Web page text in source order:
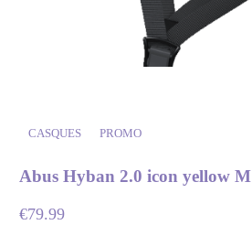
CASQUES PROMO
Abus Hyban 2.0 icon yellow M
€79.99